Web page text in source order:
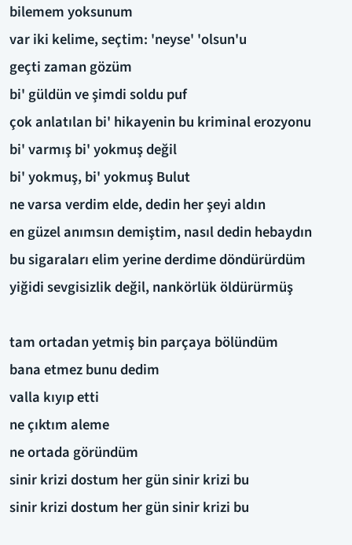
bilemem yoksunum
var iki kelime, seçtim: 'neyse' 'olsun'u
geçti zaman gözüm
bi' güldün ve şimdi soldu puf
çok anlatılan bi' hikayenin bu kriminal erozyonu
bi' varmış bi' yokmuş değil
bi' yokmuş, bi' yokmuş Bulut
ne varsa verdim elde, dedin her şeyi aldın
en güzel anımsın demiştim, nasıl dedin hebaydın
bu sigaraları elim yerine derdime döndürürdüm
yiğidi sevgisizlik değil, nankörlük öldürürmüş
tam ortadan yetmiş bin parçaya bölündüm
bana etmez bunu dedim
valla kıyıp etti
ne çıktım aleme
ne ortada göründüm
sinir krizi dostum her gün sinir krizi bu
sinir krizi dostum her gün sinir krizi bu